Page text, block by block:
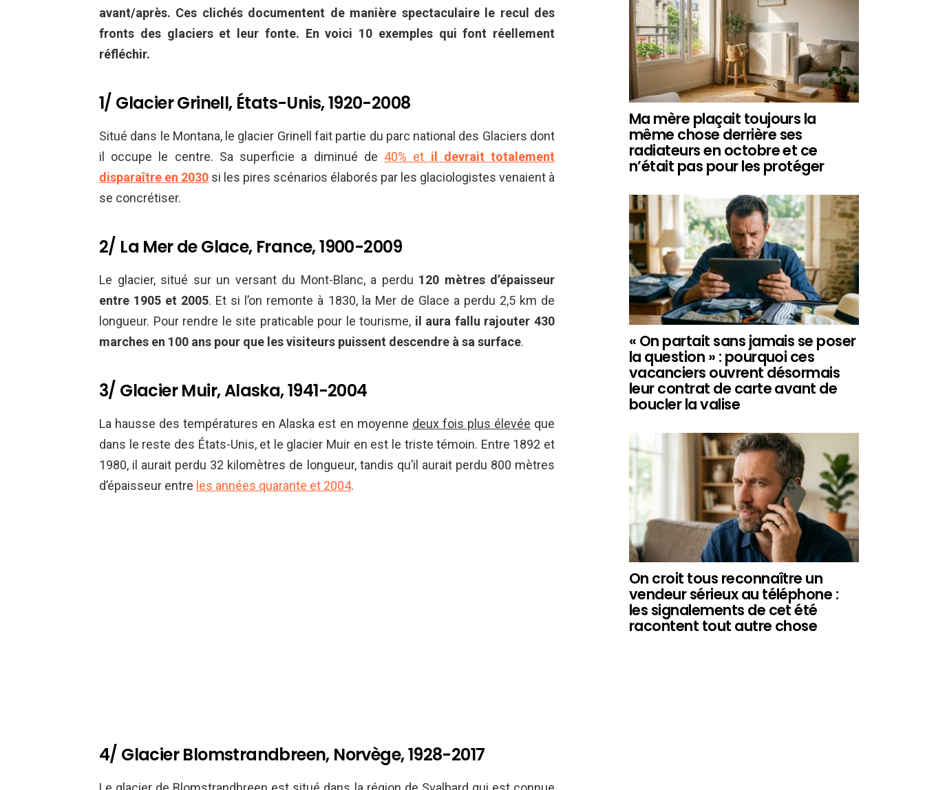
avant/après. Ces clichés documentent de manière spectaculaire le recul des
fronts des glaciers et leur fonte. En voici 10 exemples qui font réellement
réfléchir.
1/ Glacier Grinell, États-Unis, 1920-2008
Situé dans le Montana, le glacier Grinell fait partie du parc national des Glaciers dont
il occupe le centre. Sa superficie a diminué de 40% et il devrait totalement
disparaître en 2030 si les pires scénarios élaborés par les glaciologistes venaient à
se concrétiser.
2/ La Mer de Glace, France, 1900-2009
Le glacier, situé sur un versant du Mont-Blanc, a perdu 120 mètres d’épaisseur
entre 1905 et 2005. Et si l’on remonte à 1830, la Mer de Glace a perdu 2,5 km de
longueur. Pour rendre le site praticable pour le tourisme, il aura fallu rajouter 430
marches en 100 ans pour que les visiteurs puissent descendre à sa surface.
3/ Glacier Muir, Alaska, 1941-2004
La hausse des températures en Alaska est en moyenne deux fois plus élevée que
dans le reste des États-Unis, et le glacier Muir en est le triste témoin. Entre 1892 et
1980, il aurait perdu 32 kilomètres de longueur, tandis qu’il aurait perdu 800 mètres
d’épaisseur entre les années quarante et 2004.
4/ Glacier Blomstrandbreen, Norvège, 1928-2017
Ma mère plaçait toujours la
même chose derrière ses
radiateurs en octobre et ce
n’était pas pour les protéger
« On partait sans jamais se poser
la question » : pourquoi ces
vacanciers ouvrent désormais
leur contrat de carte avant de
boucler la valise
On croit tous reconnaître un
vendeur sérieux au téléphone :
les signalements de cet été
racontent tout autre chose